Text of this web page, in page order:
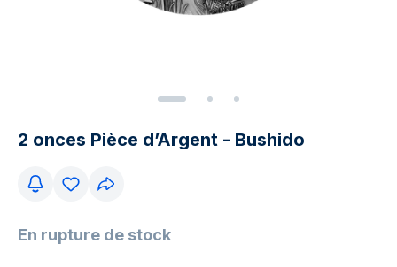
2 onces Pièce d’Argent - Bushido
En rupture de stock